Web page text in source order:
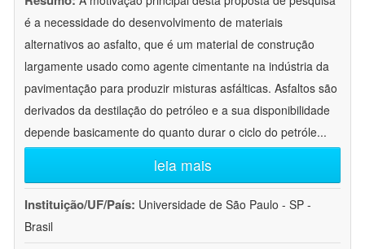
é a necessidade do desenvolvimento de materiais
alternativos ao asfalto, que é um material de construção
largamente usado como agente cimentante na indústria da
pavimentação para produzir misturas asfálticas. Asfaltos são
derivados da destilação do petróleo e a sua disponibilidade
depende basicamente do quanto durar o ciclo do petróle...
leia mais
Instituição/UF/País: Universidade de São Paulo - SP -
Brasil